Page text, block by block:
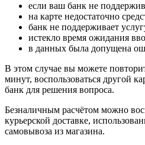
если ваш банк не
на карте недостаточно
банк не поддерживает
истекло время ожидания
в данных была допущена
В этом случае вы можете
минут, воспользоваться другой
банк для решения вопроса.
Безналичным расчётом можно
курьерской доставке,
самовывоза из магазина.